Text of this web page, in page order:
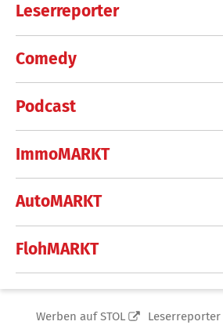
Leserreporter
Comedy
Podcast
ImmoMARKT
AutoMARKT
FlohMARKT
Werben auf STOL